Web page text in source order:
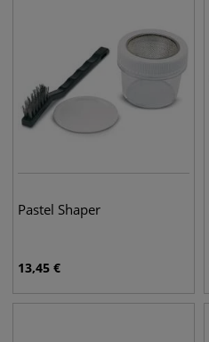
Pastel Shaper
13,45 €